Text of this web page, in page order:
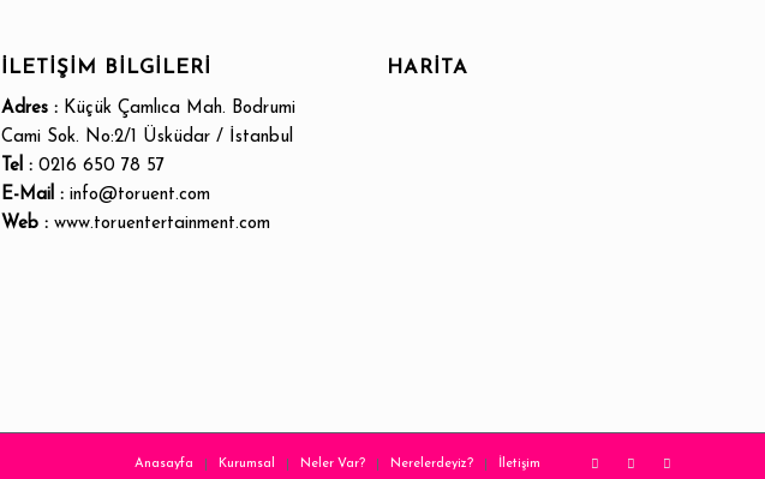
İLETİŞİM BİLGİLERİ
Adres : Küçük Çamlıca Mah. Bodrumi
Cami Sok. No:2/1 Üsküdar / İstanbul
Tel : 0216 650 78 57
E-Mail : info@toruent.com
Web : www.toruentertainment.com
HARİTA
Anasayfa Kurumsal Neler Var? Nerelerdeyiz? İletişim